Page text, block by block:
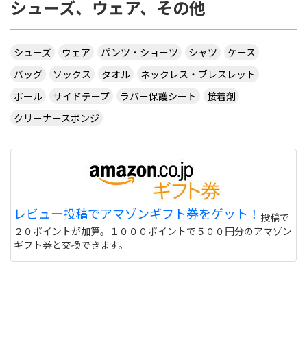
シューズ、ウェア、その他
シューズ ウェア パンツ・ショーツ シャツ
ケース
バッグ
ソックス タオル
ネックレス・ブレスレット
ボール
サイドテープ ラバー保護シート
接着剤
クリーナースポンジ
レビュー投稿でアマゾンギフト券をゲット！ 投稿で
２０ポイントが加算。１０００ポイントで５００円分のアマゾン
ギフト券と交換できます。